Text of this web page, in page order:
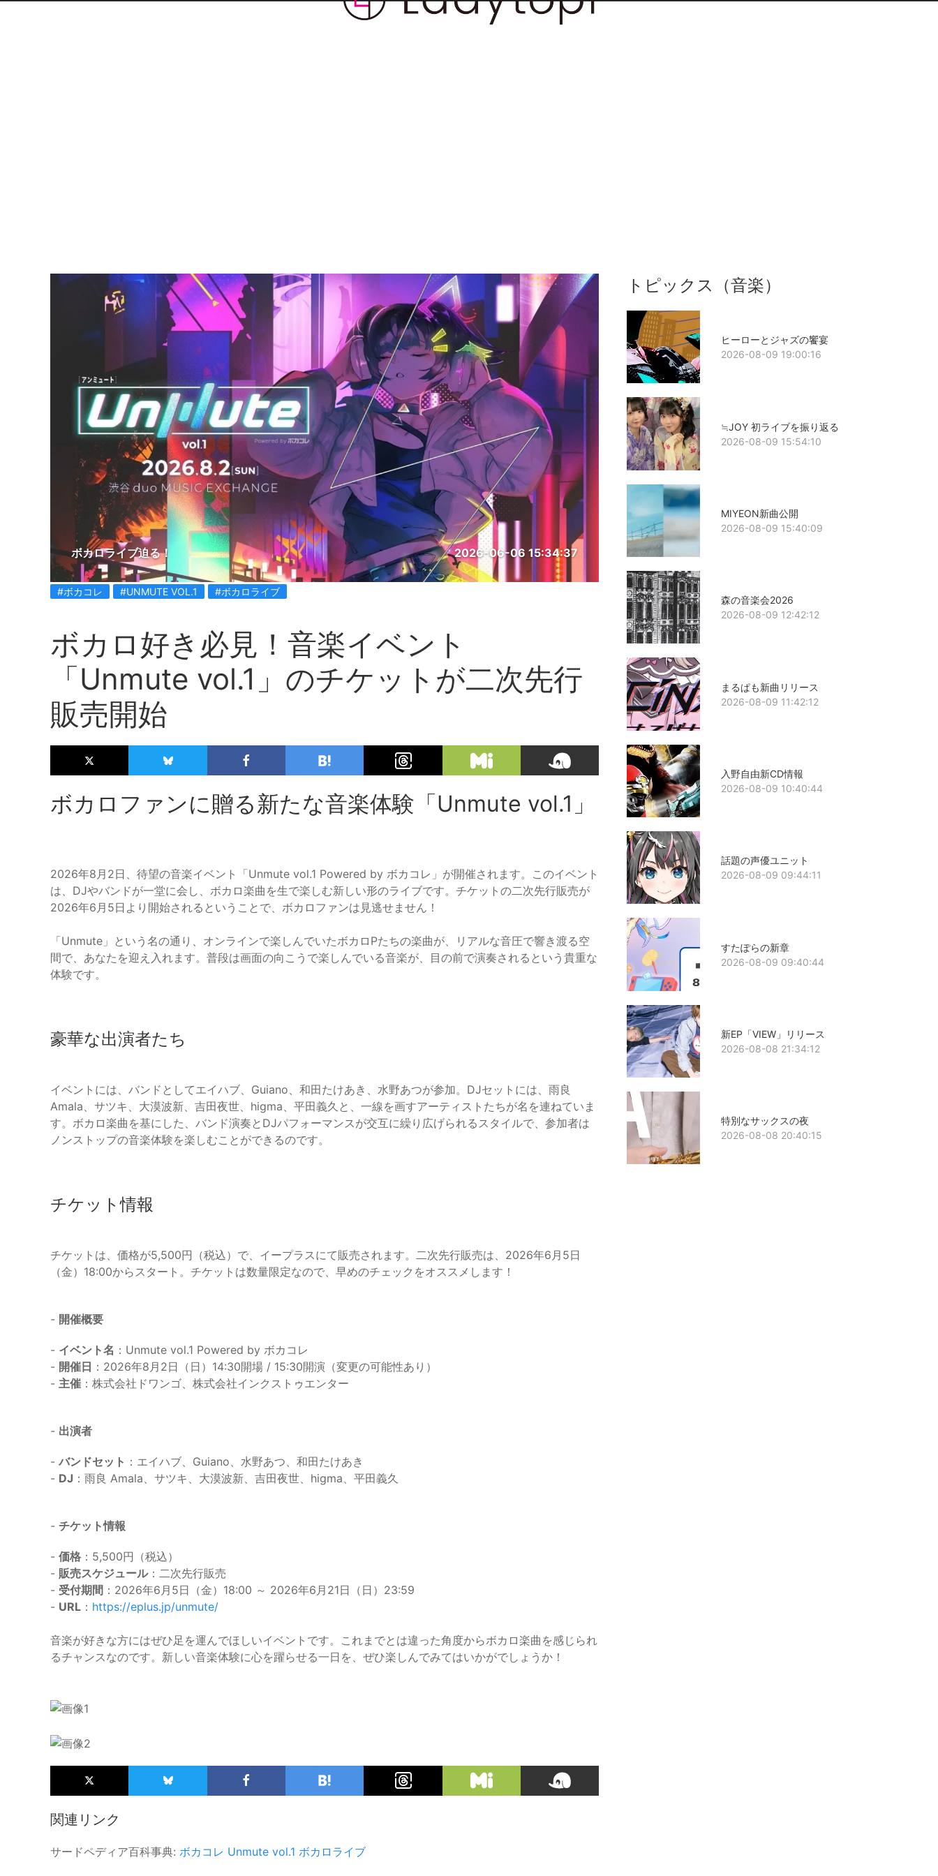
ボカロライブ迫る！ 2026-06-06 15:34:37
#ボカコレ #UNMUTE VOL.1 #ボカロライブ
ボカロ好き必見！音楽イベント
「Unmute vol.1」のチケットが二次先行
販売開始
ボカロファンに贈る新たな音楽体験「Unmute vol.1」
2026年8月2日、待望の音楽イベント「Unmute vol.1 Powered by ボカコレ」が開催されます。このイベント
は、DJやバンドが一堂に会し、ボカロ楽曲を生で楽しむ新しい形のライブです。チケットの二次先行販売が
2026年6月5日より開始されるということで、ボカロファンは見逃せません！
「Unmute」という名の通り、オンラインで楽しんでいたボカロPたちの楽曲が、リアルな音圧で響き渡る空
間で、あなたを迎え入れます。普段は画面の向こうで楽しんでいる音楽が、目の前で演奏されるという貴重な
体験です。
豪華な出演者たち
イベントには、バンドとしてエイハブ、Guiano、和田たけあき、水野あつが参加。DJセットには、雨良
Amala、サツキ、大漠波新、吉田夜世、higma、平田義久と、一線を画すアーティストたちが名を連ねていま
す。ボカロ楽曲を基にした、バンド演奏とDJパフォーマンスが交互に繰り広げられるスタイルで、参加者は
ノンストップの音楽体験を楽しむことができるのです。
チケット情報
チケットは、価格が5,500円（税込）で、イープラスにて販売されます。二次先行販売は、2026年6月5日
（金）18:00からスタート。チケットは数量限定なので、早めのチェックをオススメします！
- 開催概要
- イベント名 ：Unmute vol.1 Powered by ボカコレ
- 開催日 ：2026年8月2日（日）14:30開場 / 15:30開演（変更の可能性あり）
- 主催 ：株式会社ドワンゴ、株式会社インクストゥエンター
- 出演者
- バンドセット ：エイハブ、Guiano、水野あつ、和田たけあき
- DJ ：雨良 Amala、サツキ、大漠波新、吉田夜世、higma、平田義久
- チケット情報
- 価格 ：5,500円（税込）
- 販売スケジュール：二次先行販売
- 受付期間 ：2026年6月5日（金）18:00 ～ 2026年6月21日（日）23:59
- URL ： https://eplus.jp/unmute/
音楽が好きな方にはぜひ足を運んでほしいイベントです。これまでとは違った角度からボカロ楽曲を感じられ
るチャンスなのです。新しい音楽体験に心を躍らせる一日を、ぜひ楽しんでみてはいかがでしょうか！
関連リンク
サードペディア百科事典: ボカコレ Unmute vol.1 ボカロライブ
トピックス（音楽）
ヒーローとジャズの饗宴
2026-08-09 19:00:16
≒JOY 初ライブを振り返る
2026-08-09 15:54:10
MIYEON新曲公開
2026-08-09 15:40:09
森の音楽会2026
2026-08-09 12:42:12
まるぱも新曲リリース
2026-08-09 11:42:12
入野自由新CD情報
2026-08-09 10:40:44
話題の声優ユニット
2026-08-09 09:44:11
すたぽらの新章
2026-08-09 09:40:44
新EP「VIEW」リリース
2026-08-08 21:34:12
特別なサックスの夜
2026-08-08 20:40:15